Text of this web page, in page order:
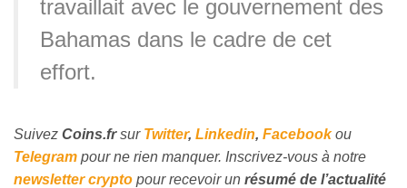
travaillait avec le gouvernement des
Bahamas dans le cadre de cet
effort.
Suivez Coins.frsur Twitter, Linkedin, Facebookou
Telegram pour ne rien manquer. Inscrivez-vous à notre
newsletter crypto pour recevoir un résumé de l’actualité